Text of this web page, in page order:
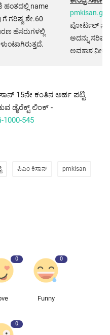
name
ಗೆ ಗರಿಷ್ಟ ಶೇ.60
ಹೆಸರುಗಳಲ್ಲಿ
ಪೋರ್ಟಲ್
ಅದನ್ನು
ಅವಕಾಶ
15ನೇ ಕಂತಿನ ಅರ್ಹ ಪಟ್ಟಿ
ಡೈರೆಕ್ಟ್ ಲಿಂಕ್ -
545
ಪಿಎಂ ಕಿಸಾನ್ pmkisan
0 0
Funny
0